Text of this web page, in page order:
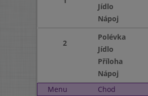
Jídlo
Nápoj
2
Polévka
Jídlo
Příloha
Nápoj
Menu
Chod